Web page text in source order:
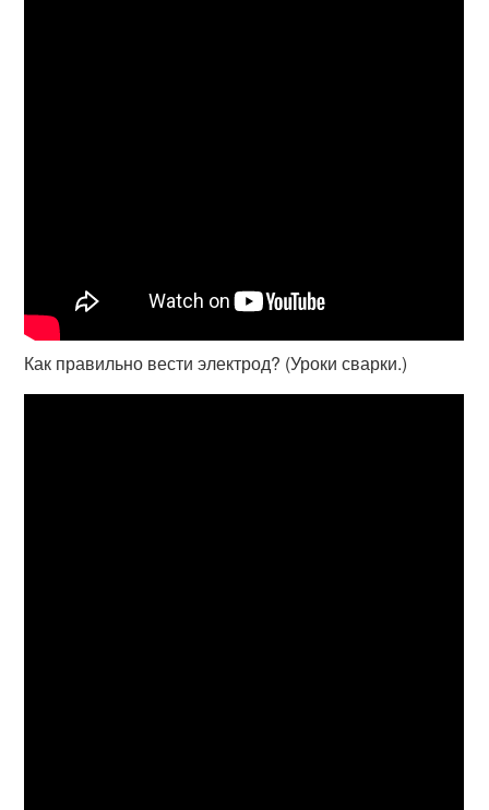
Как правильно вести электрод? (Уроки сварки.)